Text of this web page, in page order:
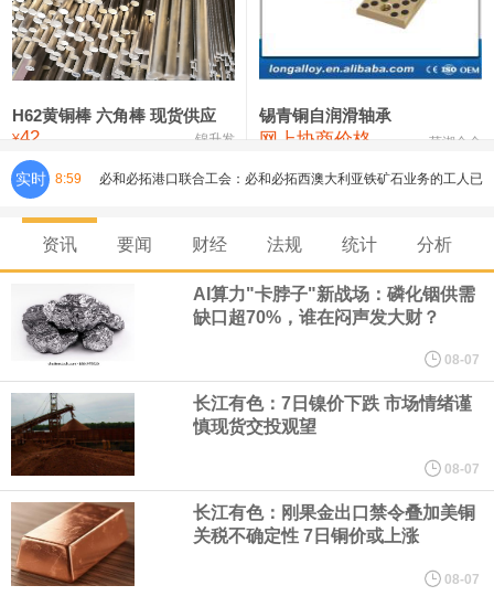
铸造铝合金锭(ZLD104) 24,300—24,500 24,400
压铸锌合金锭 26,500—26,700
氯化镍 38,300—40,300 39,300 0
H62黄铜棒 六角棒 现货供应
¥42 锦升发
锡青铜自润滑轴承
网上协商价格 芜湖合金
实时 8:59 必和必拓港口联合工会：必和必拓西澳大利亚铁矿石业务的工人已
通知，将于8月9日实施24小时停工。
8月7日，宇树科技董事长王兴兴网上路演时表示，报告期内，公司
研发费用金额分别为4,995.18万元、7,001.70万元、14,496.56万
元，最近3年复合增长率达70.36%，呈快速增长趋势，并形成多项
核心技术和知识产权。截至2026年1月31日，公司拥有262项专利权
（含境内发明专利20项）。
纽约期银日内涨4%，现报64.08美元/盎司。
资讯 要闻 财经 法规 统计 分析
AI算力"卡脖子"新战场：磷化铟供需
缺口超70%，谁在闷声发大财？
08-07
长江有色：7日镍价下跌 市场情绪谨
慎现货交投观望
08-07
长江有色：刚果金出口禁令叠加美铜
关税不确定性 7日铜价或上涨
08-07